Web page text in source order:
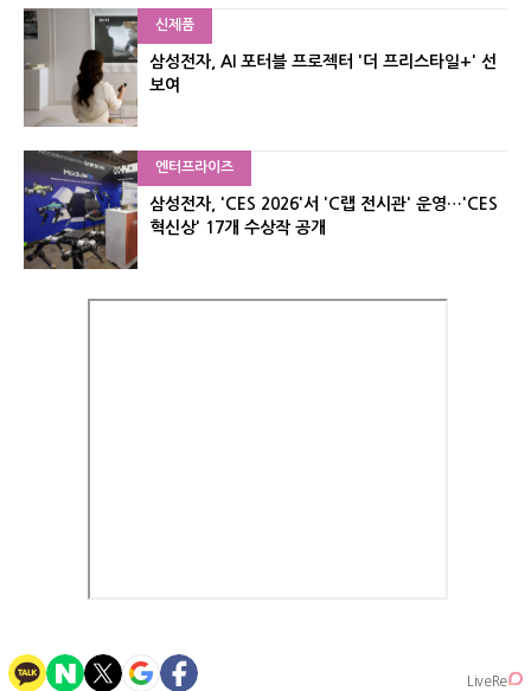
신제품
삼성전자, AI 포터블 프로젝터 '더 프리스타일+' 선
보여
엔터프라이즈
삼성전자, 'CES 2026'서 'C랩 전시관' 운영…'CES
혁신상' 17개 수상작 공개